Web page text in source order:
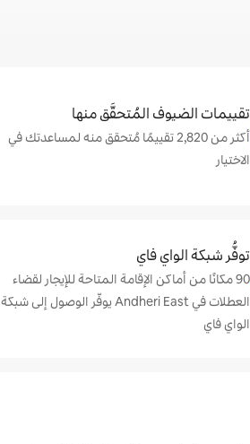
تقييمات الضيوف المُتحقَّق منها
أكثر من 2,820 تقييمًا مُتحقق منه لمساعدتك في
الاختيار
توفُّر شبكة الواي فاي
90 مكانًا من أماكن الإقامة المتاحة للإيجار لقضاء
العطلات في Andheri East يوفّر الوصول إلى شبكة
الواي فاي